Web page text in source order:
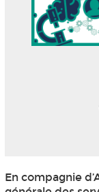
En compagnie